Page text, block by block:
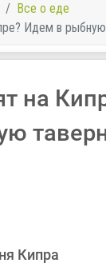
Все о еде
Идем в рыбную
на
Кипра